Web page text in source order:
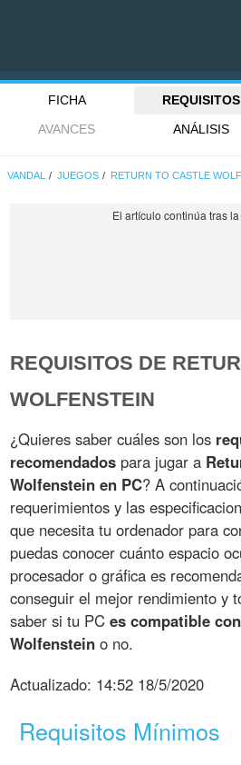
FICHA REQUISITOS
AVANCES
ANÁLISIS
VANDAL JUEGOS RETURN TO CASTLE
REQUISITOS DE
WOLFENSTEIN
¿Quieres saber cuáles son los
recomendados para jugar a
Wolfenstein en PC? A
requerimientos y las
que necesita tu ordenador para
puedas conocer cuánto espacio
procesador o gráfica es
conseguir el mejor rendimiento y
saber si tu PCes compatible
Wolfenstein o no.
Actualizado: 14:52 18/5/2020
Requisitos Mínimos